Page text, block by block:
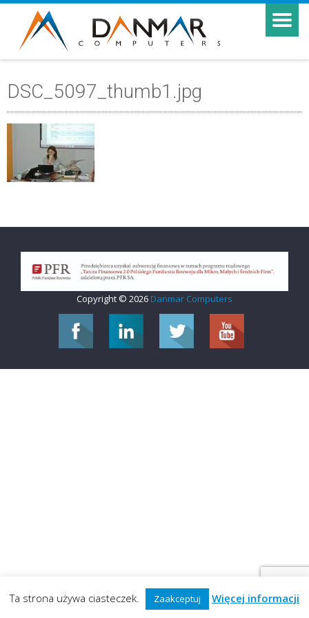
DSC_5097_thumb1.jpg
Copyright © 2026 Danmar Computers
Ta strona używa ciasteczek. Zaakceptuj Więcej informacji